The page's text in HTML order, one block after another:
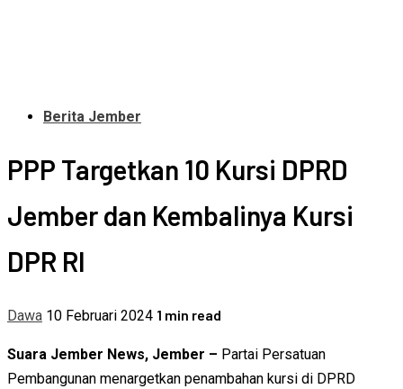
Berita Jember
PPP Targetkan 10 Kursi DPRD
Jember dan Kembalinya Kursi
DPR RI
Dawa 10 Februari 2024 1 min read
Suara Jember News, Jember – Partai Persatuan
Pembangunan menargetkan penambahan kursi di DPRD